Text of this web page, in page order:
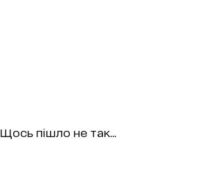
Щось пішло не так...